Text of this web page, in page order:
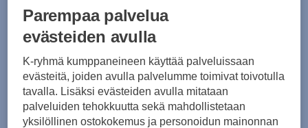
Parempaa palvelua
evästeiden avulla
K-ryhmä kumppaneineen käyttää palveluissaan
evästeitä, joiden avulla palvelumme toimivat toivotulla
tavalla. Lisäksi evästeiden avulla mitataan
palveluiden tehokkuutta sekä mahdollistetaan
yksilöllinen ostokokemus ja personoidun mainonnan